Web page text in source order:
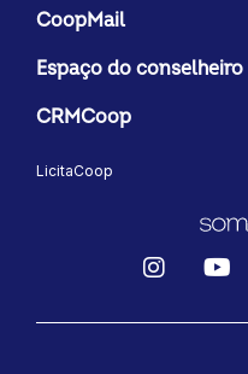
CoopMail
Espaço do conselheiro
CRMCoop
LicitaCoop